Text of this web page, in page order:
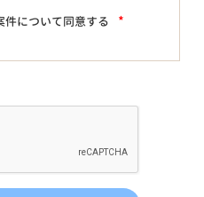
について同意する *